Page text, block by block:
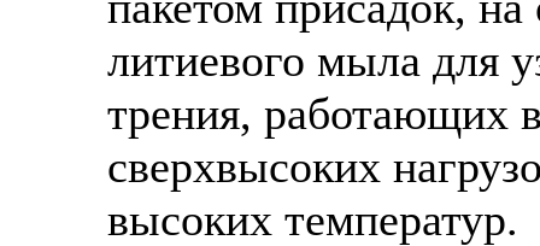
литиевого мыла для
трения, работающих
сверхвысоких
высоких температур.